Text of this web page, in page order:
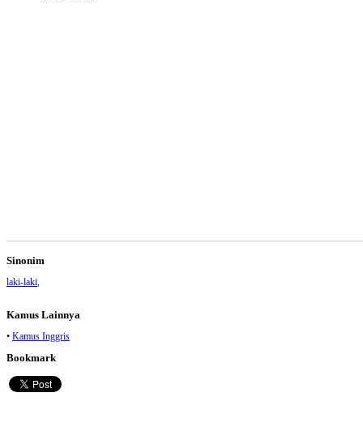
Sinonim
laki-laki
Kamus Lainnya
• Kamus Inggris
Bookmark